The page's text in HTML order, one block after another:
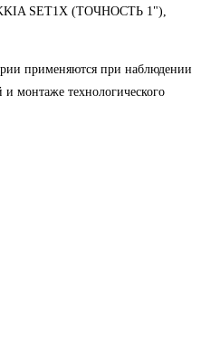
SET1X (ТОЧНОСТЬ 1"),
применяются при наблюдении
монтаже технологического